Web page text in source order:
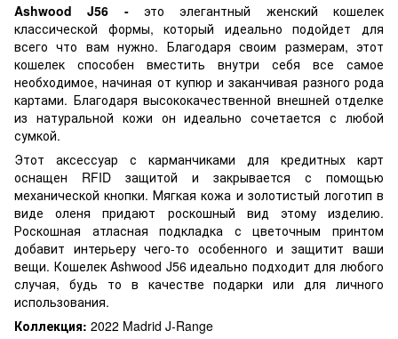
Ashwood J56 - это элегантный женский кошелек
классической формы, который идеально подойдет для
всего что вам нужно. Благодаря своим размерам, этот
кошелек способен вместить внутри себя все самое
необходимое, начиная от купюр и заканчивая разного рода
картами. Благодаря высококачественной внешней отделке
из натуральной кожи он идеально сочетается с любой
сумкой.
Этот аксессуар с карманчиками для кредитных карт
оснащен RFID защитой и закрывается с помощью
механической кнопки. Мягкая кожа и золотистый логотип в
виде оленя придают роскошный вид этому изделию.
Роскошная атласная подкладка с цветочным принтом
добавит интерьеру чего-то особенного и защитит ваши
вещи. Кошелек Ashwood J56 идеально подходит для любого
случая, будь то в качестве подарки или для личного
использования.
Коллекция: 2022 Madrid J-Range